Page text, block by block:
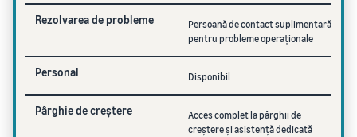
Rezolvarea de probleme
Persoană de contact suplimentară
pentru probleme operaționale
Personal Disponibil
Pârghie de creștere
Acces complet la pârghii de
creștere și asistență dedicată